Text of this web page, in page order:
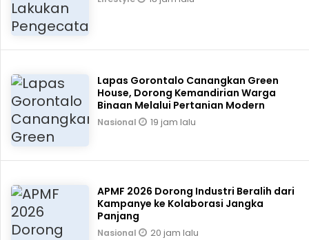
Lapas Gorontalo Canangkan Green
House, Dorong Kemandirian Warga
Binaan Melalui Pertanian Modern
Nasional 19 jam lalu
APMF 2026 Dorong Industri Beralih dari
Kampanye ke Kolaborasi Jangka
Panjang
Nasional 20 jam lalu